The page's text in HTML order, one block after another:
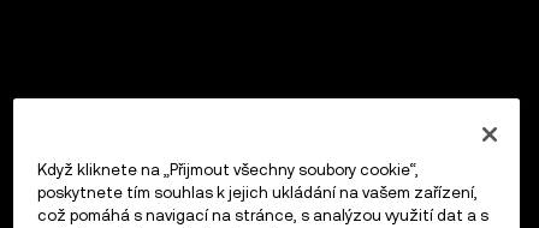
Když kliknete na „Přijmout všechny soubory cookie“,
poskytnete tím souhlas k jejich ukládání na vašem zařízení,
což pomáhá s navigací na stránce, s analýzou využití dat a s